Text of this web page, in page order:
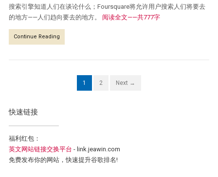
搜索引擎知道人们在谈论什么；Foursquare将允许用户搜索人们将要去
的地方——人们趋向要去的地方。 阅读全文——共777字
Continue Reading
1 2 Next →
快速链接
福利红包：
英文网站链接交换平台 - link.jeawin.com
免费发布你的网站，快速提升谷歌排名!